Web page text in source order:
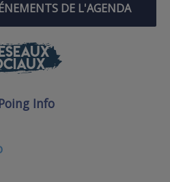
DE L'AGENDA
Info